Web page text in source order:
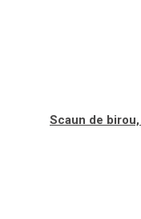
Scaun de